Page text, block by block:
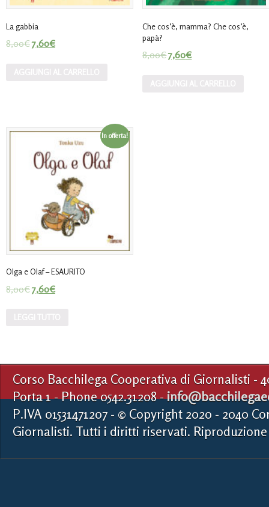
La gabbia
8,00€7,60€
Che cos’è, mamma? Che cos’è,
papà?
8,00€7,60€
In offerta!
Olga e Olaf – ESAURITO
8,00€7,60€
Corso Bacchilega Cooperativa di Giornalisti -
Porta 1 - Phone 0542.31208 -
P.IVA 01531471207 - © Copyright 2020 - 2040
Giornalisti. Tutti i diritti riservati.